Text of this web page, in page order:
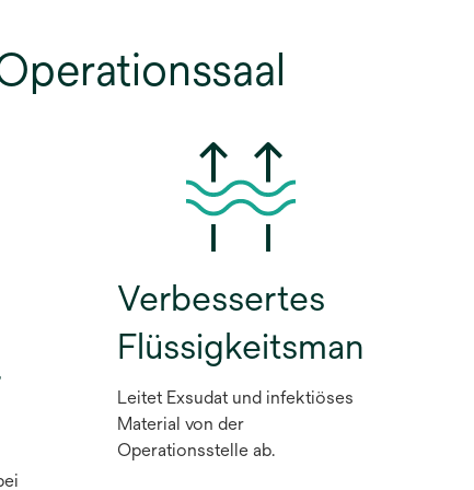
Verbessertes
Leitet Exsudat und infektiöses
Material von der
Operationsstelle ab.